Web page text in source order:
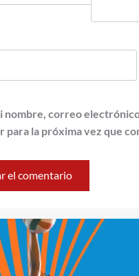
nombre, correo
para la próxima vez que